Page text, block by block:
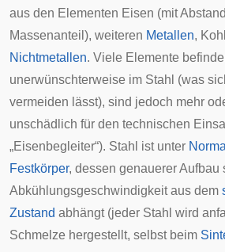
aus den Elementen Eisen (mit
Massenanteil), weiteren Metallen,
Nichtmetallen. Viele Elemente
unerwünschterweise im Stahl (was
vermeiden lässt), sind jedoch mehr
unschädlich für den technischen
„Eisenbegleiter“). Stahl ist unter
Festkörper, dessen genauerer Aufbau
Abkühlungsgeschwindigkeit aus dem
Zustand abhängt (jeder Stahl wird
Schmelze hergestellt, selbst beim